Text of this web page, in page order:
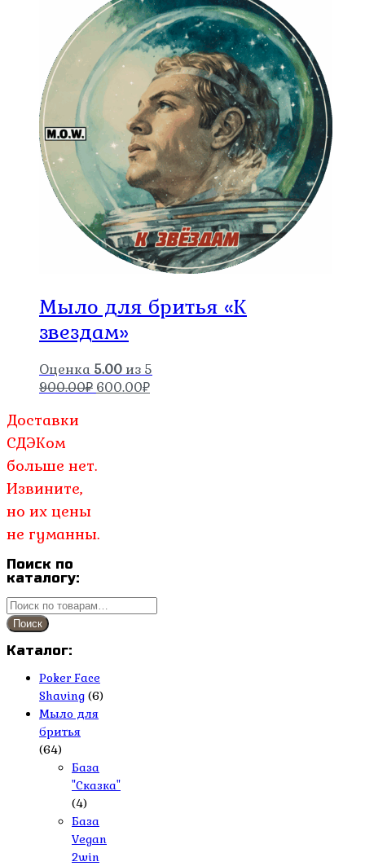
Мыло для бритья «К
звездам»
Оценка 5.00 из 5
900.00₽ Первоначальная
600.00₽Текущая
Доставки
СДЭКом
больше нет.
Извините,
но их цены
не гуманны.
Поиск по
каталогу:
Искать:
Поиск
Каталог:
Poker Face
Shaving (6)
Мыло для
бритья
(64)
База
"Сказка"
(4)
База
Vegan
2win